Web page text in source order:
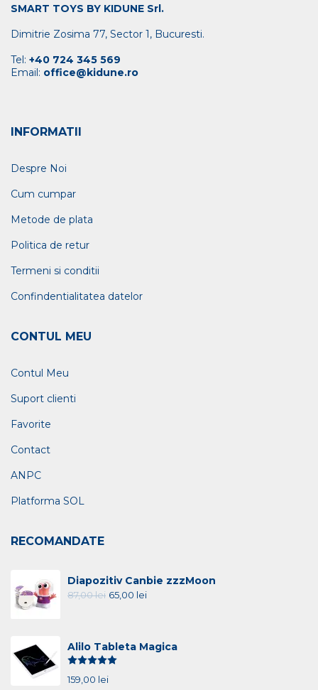
SMART TOYS BY KIDUNE Srl.
Dimitrie Zosima 77, Sector 1, Bucuresti.
Tel: +40 724 345 569
Email: office@kidune.ro
INFORMATII
Despre Noi
Cum cumpar
Metode de plata
Politica de retur
Termeni si conditii
Confindentialitatea datelor
CONTUL MEU
Contul Meu
Suport clienti
Favorite
Contact
ANPC
Platforma SOL
RECOMANDATE
Diapozitiv Canbie zzzMoon
87,00lei 65,00 lei
Alilo Tableta Magica
159,00 lei